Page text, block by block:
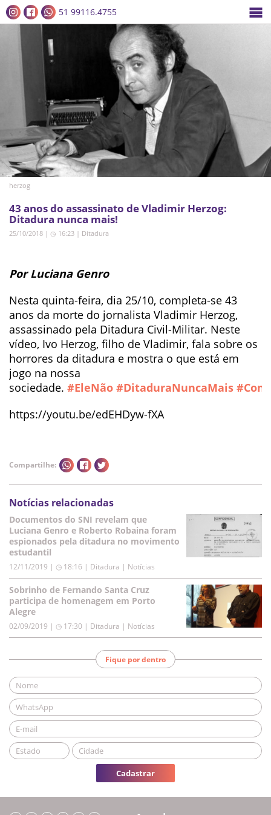
51 99116.4755
herzog
43 anos do assassinato de Vladimir Herzog:
Ditadura nunca mais!
25/10/2018 | ◷ 16:23 | Ditadura
Por Luciana Genro
Nesta quinta-feira, dia 25/10, completa-se 43
anos da morte do jornalista Vladimir Herzog,
assassinado pela Ditadura Civil-Militar. Neste
vídeo, Ivo Herzog, filho de Vladimir, fala sobre os
horrores da ditadura e mostra o que está em
jogo na nossa
sociedade. #EleNão #DitaduraNuncaMais #
https://youtu.be/edEHDyw-fXA
Compartilhe:
Notícias relacionadas
Documentos do SNI revelam que
Luciana Genro e Roberto Robaina foram
espionados pela ditadura no movimento
estudantil
12/11/2019 | ◷ 18:16 | Ditadura | Notícias
Sobrinho de Fernando Santa Cruz
participa de homenagem em Porto
Alegre
02/09/2019 | ◷ 17:30 | Ditadura | Notícias
Fique por dentro
Cadastrar